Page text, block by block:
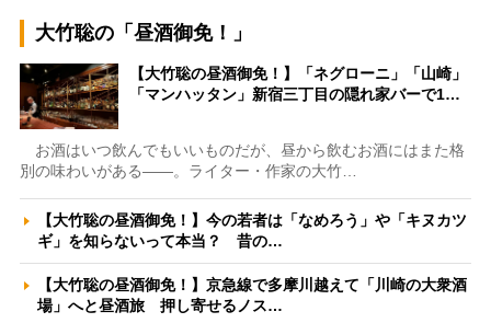
大竹聡の「昼酒御免！」
【大竹聡の昼酒御免！】「ネグローニ」「山崎」
「マンハッタン」新宿三丁目の隠れ家バーで1…
お酒はいつ飲んでもいいものだが、昼から飲むお酒にはまた格
別の味わいがある――。ライター・作家の大竹…
【大竹聡の昼酒御免！】今の若者は「なめろう」や「キヌカツ
ギ」を知らないって本当？ 昔の…
【大竹聡の昼酒御免！】京急線で多摩川越えて「川崎の大衆酒
場」へと昼酒旅 押し寄せるノス…